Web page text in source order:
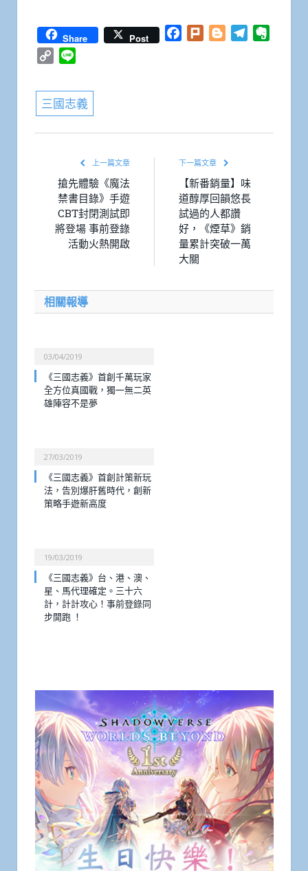
Share Post Facebook
Plurk BloggerTelegram
Copy
三國志義
上一篇文章
搶先體驗《魔法
禁書目錄》手遊
CBT封閉測試即
將登場 事前登錄
活動火熱開啟
下一篇文章
【新番銷量】味
道醇厚回韻悠長
試過的人都讚
好，《煙草》銷
量累計突破一萬
大關
相關報導
03/04/2019
《三國志義》首創千萬玩家
全方位真國戰，獨一無二英
雄陣容不是夢
27/03/2019
《三國志義》首創計策新玩
法，告別爆肝舊時代，創新
策略手遊新高度
19/03/2019
《三國志義》台、港、澳、
星、馬代理確定。三十六
計，計計攻心！事前登錄同
步開跑 ！